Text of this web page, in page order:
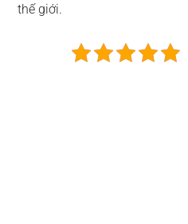
thế giới.